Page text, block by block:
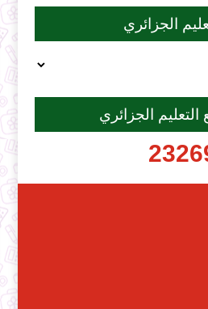
الجزائري
الجزائري
2326